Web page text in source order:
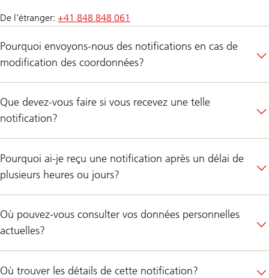
De l’étranger: +41 848 848 061
Pourquoi envoyons-nous des notifications en cas de
modification des coordonnées?
Que devez-vous faire si vous recevez une telle
notification?
Pourquoi ai-je reçu une notification après un délai de
plusieurs heures ou jours?
Où pouvez-vous consulter vos données personnelles
actuelles?
Où trouver les détails de cette notification?